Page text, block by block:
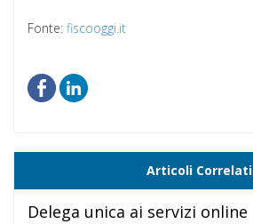
Fonte: fiscooggi.it
Articoli Correlati
Delega unica ai servizi online